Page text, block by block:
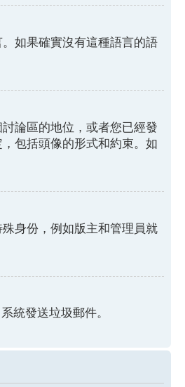
如果確實沒有這種語言的語
論區的地位，或者您已經發
包括頭像的形式和約束。如
身份，例如版主和管理員就
統發送垃圾郵件。